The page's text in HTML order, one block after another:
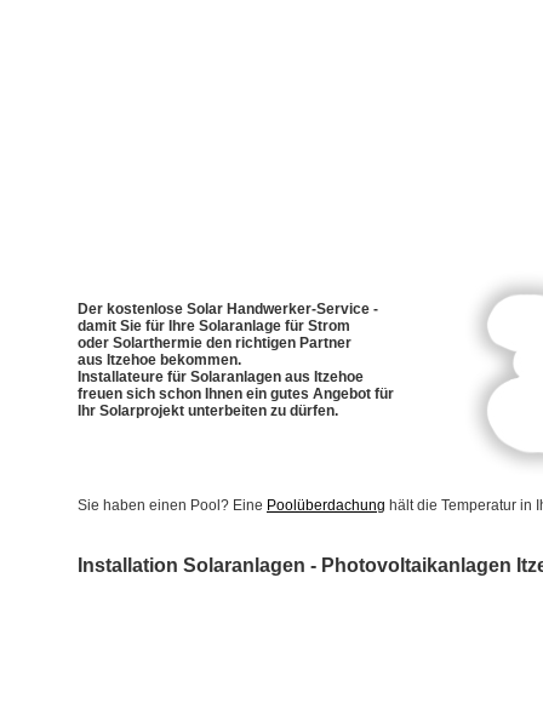
Der kostenlose Solar Handwerker-Service -
damit Sie für Ihre Solaranlage für Strom
oder Solarthermie den richtigen Partner
aus Itzehoe bekommen.
Installateure für Solaranlagen aus Itzehoe
freuen sich schon Ihnen ein gutes Angebot für
Ihr Solarprojekt unterbeiten zu dürfen.
Sie haben einen Pool? Eine Poolüberdachung hält die Temperatur in
Installation Solaranlagen - Photovoltaikanlagen